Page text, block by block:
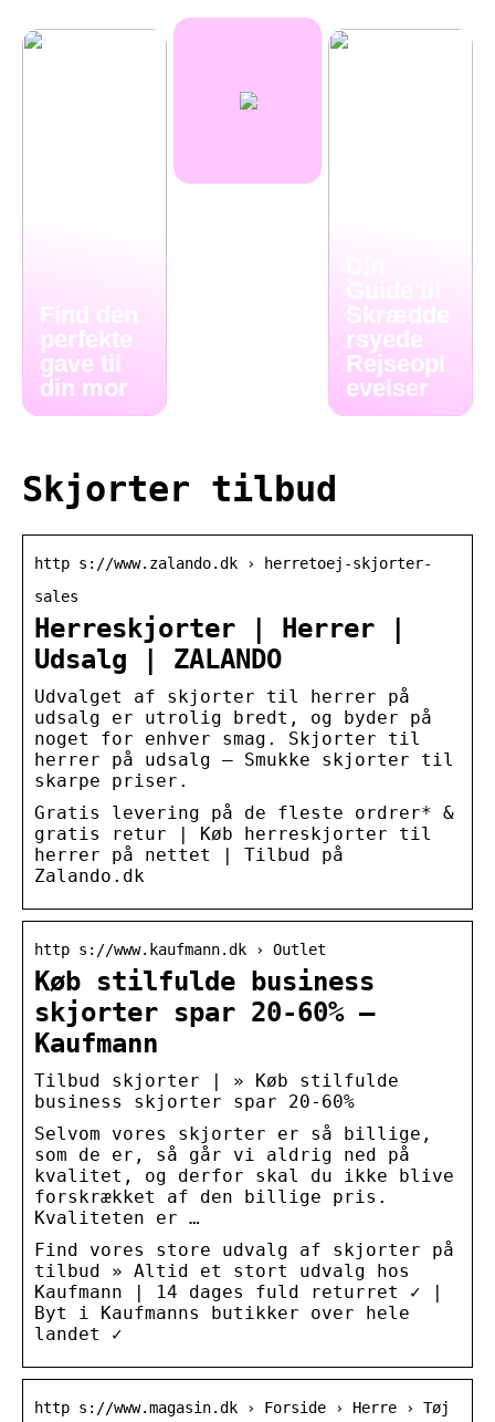
Find den
perfekte
gave til
din mor
Guide til
Skrædde
rsyede
Rejseopl
evelser
Skjorter tilbud
http s://www.zalando.dk › herretoej-skjorter-
sales
Herreskjorter | Herrer |
Udsalg | ZALANDO
Udvalget af skjorter til herrer på
udsalg er utrolig bredt, og byder på
noget for enhver smag. Skjorter til
herrer på udsalg – Smukke skjorter til
skarpe priser.
Gratis levering på de fleste ordrer* &
gratis retur | Køb herreskjorter til
herrer på nettet | Tilbud på
Zalando.dk
http s://www.kaufmann.dk › Outlet
Køb stilfulde business
skjorter spar 20-60% –
Kaufmann
Tilbud skjorter | » Køb stilfulde
business skjorter spar 20-60%
Selvom vores skjorter er så billige,
som de er, så går vi aldrig ned på
kvalitet, og derfor skal du ikke blive
forskrækket af den billige pris.
Kvaliteten er …
Find vores store udvalg af skjorter på
tilbud » Altid et stort udvalg hos
Kaufmann | 14 dages fuld returret ✓ |
Byt i Kaufmanns butikker over hele
landet ✓
http s://www.magasin.dk › Forside › Herre › Tøj